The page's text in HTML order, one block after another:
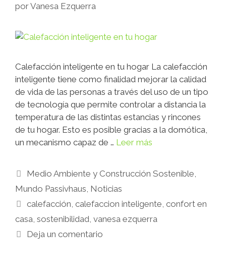
porVanesa Ezquerra
Calefacción inteligente en tu hogar La calefacción
inteligente tiene como finalidad mejorar la calidad
de vida de las personas a través del uso de un tipo
de tecnología que permite controlar a distancia la
temperatura de las distintas estancias y rincones
de tu hogar. Esto es posible gracias a la domótica,
un mecanismo capaz de … Leer más
Medio Ambiente y Construcción Sostenible,
Mundo Passivhaus, Noticias
calefacción,calefaccion inteligente,confort en
casa, sostenibilidad, vanesa ezquerra
Deja un comentario